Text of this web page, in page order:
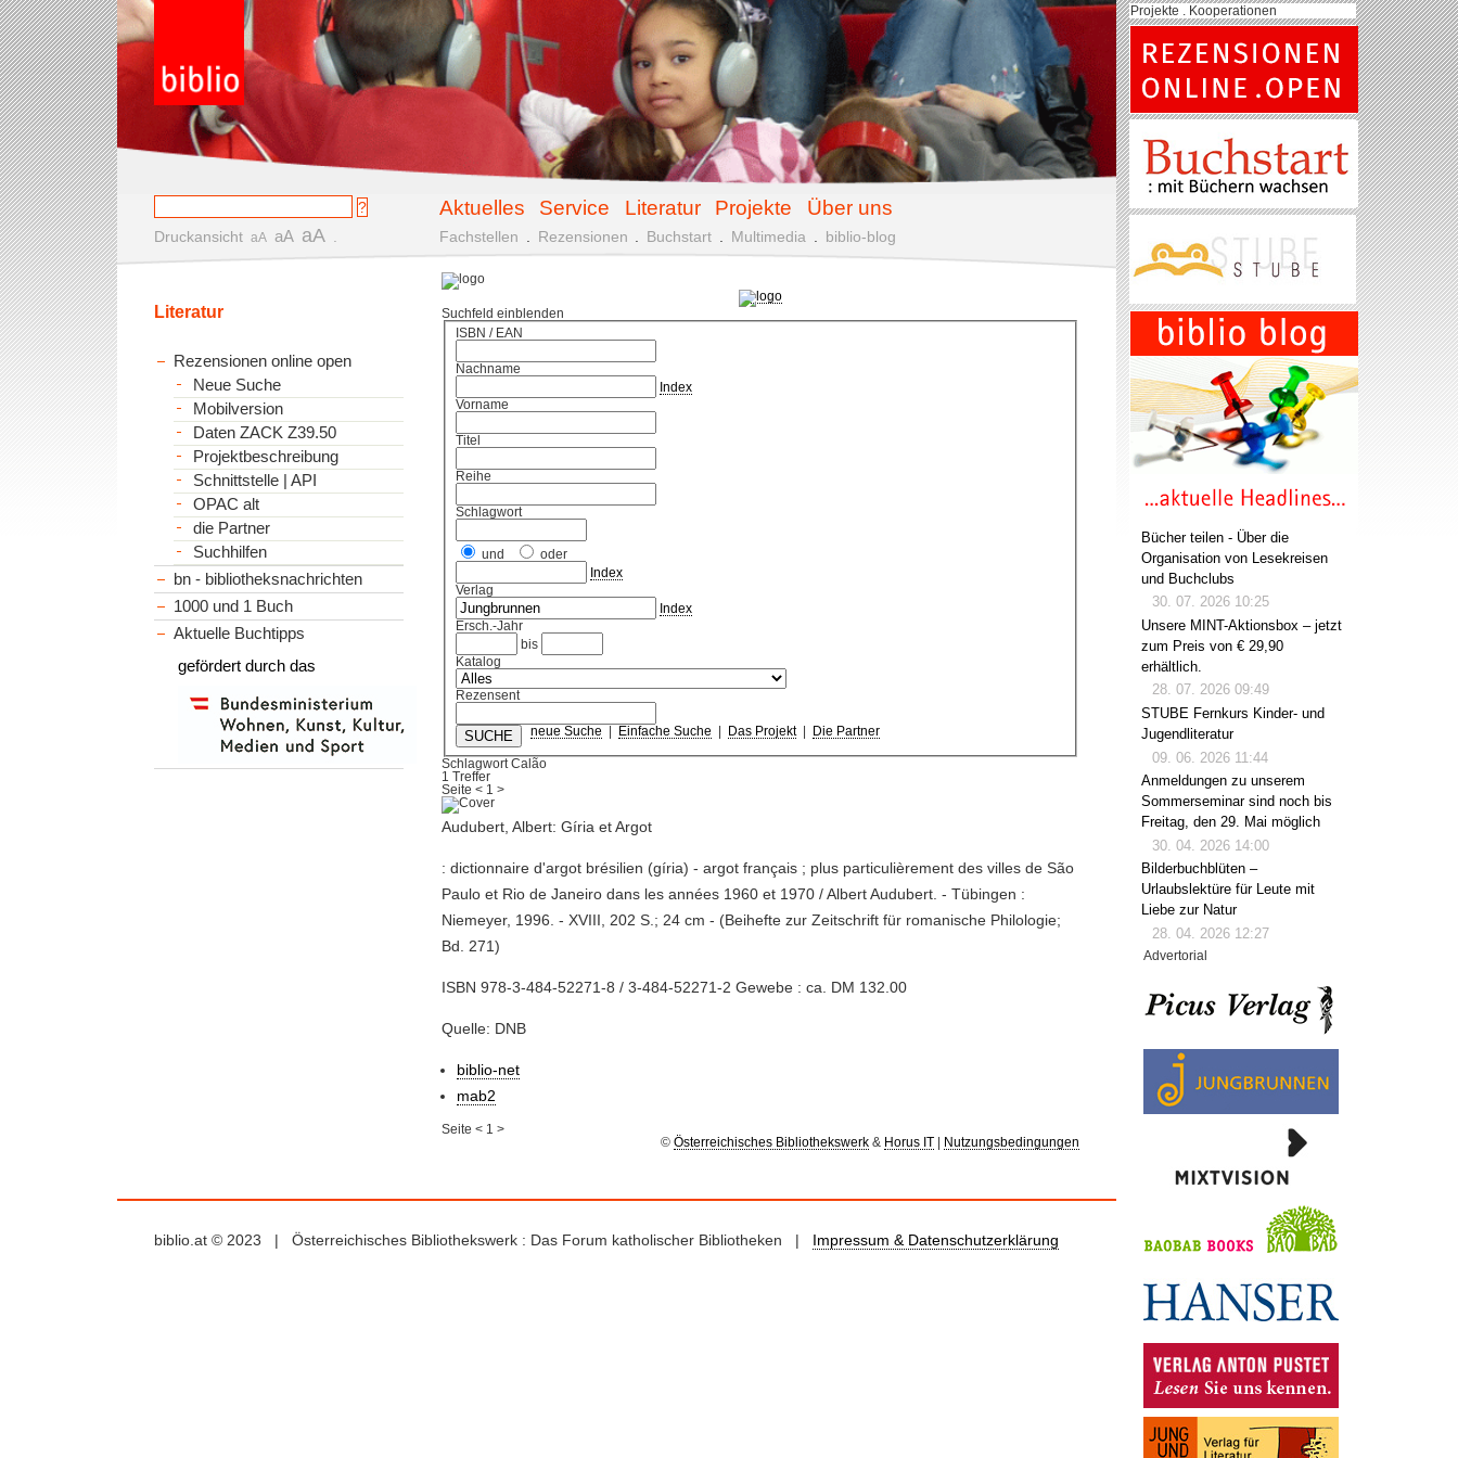
Aktuelles Service Literatur Projekte Über uns
Druckansicht aA aA aA Fachstellen Rezensionen Buchstart Multimedia biblio-blog
Suchfeld einblenden
ISBN / EAN
Nachname
Index
Vorname
Titel
Reihe
Schlagwort
und
oder
Index
Verlag
Index
Ersch.-Jahr
bis
Katalog
Rezensent
neue Suche Einfache Suche Das Projekt| Die Partner
Schlagwort Calão
1 Treffer
Seite< 1 >
Audubert, Albert: Gíria et Argot
: dictionnaire d'argot brésilien (gíria) - argot français ; plus particulièrement des villes de São
Paulo et Rio de Janeiro dans les années 1960 et 1970 / Albert Audubert. - Tübingen :
Niemeyer, 1996. - XVIII, 202 S.; 24 cm - (Beihefte zur Zeitschrift für romanische Philologie;
Bd. 271)
ISBN 978-3-484-52271-8 / 3-484-52271-2 Gewebe : ca. DM 132.00
Quelle: DNB
biblio-net
mab2
Seite< 1 >
© Österreichisches Bibliothekswerk& Horus IT Nutzungsbedingungen
Literatur
Rezensionen online open
Neue Suche
Mobilversion
Daten ZACK Z39.50
Projektbeschreibung
Schnittstelle | API
OPAC alt
die Partner
Suchhilfen
bn - bibliotheksnachrichten
1000 und 1 Buch
Aktuelle Buchtipps
gefördert durch das
biblio.at © 2023 | Österreichisches Bibliothekswerk : Das Forum katholischer Bibliotheken | Impressum & Datenschutzerklärung
Projekte . Kooperationen
Bücher teilen - Über die
Organisation von Lesekreisen
und Buchclubs
30. 07. 2026 10:25
Unsere MINT-Aktionsbox – jetzt
zum Preis von € 29,90
erhältlich.
28. 07. 2026 09:49
STUBE Fernkurs Kinder- und
Jugendliteratur
09. 06. 2026 11:44
Anmeldungen zu unserem
Sommerseminar sind noch bis
Freitag, den 29. Mai möglich
30. 04. 2026 14:00
Bilderbuchblüten –
Urlaubslektüre für Leute mit
Liebe zur Natur
28. 04. 2026 12:27
Advertorial